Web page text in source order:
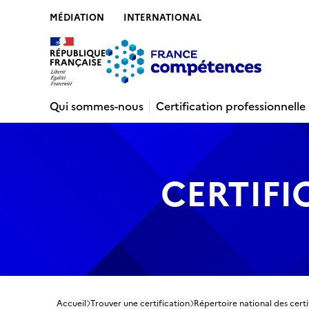
MÉDIATION INTERNATIONAL
Qui sommes-nous
Certification professionnelle
Accueil Trouver une certification Répertoire national des